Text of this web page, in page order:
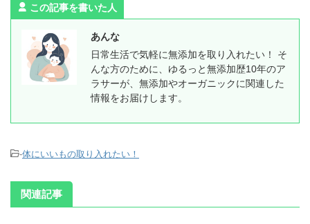
この記事を書いた人
あんな
日常生活で気軽に無添加を取り入れたい！ そ
んな方のために、ゆるっと無添加歴10年のア
ラサーが、無添加やオーガニックに関連した
情報をお届けします。
-体にいいもの取り入れたい！
関連記事